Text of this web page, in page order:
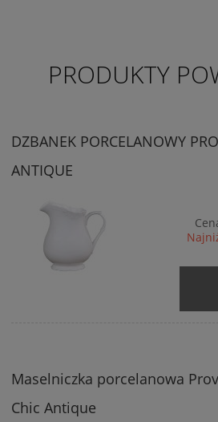
PRODUKTY
DZBANEK PORCELANOWY
ANTIQUE
Maselniczka porcelanowa
Chic Antique